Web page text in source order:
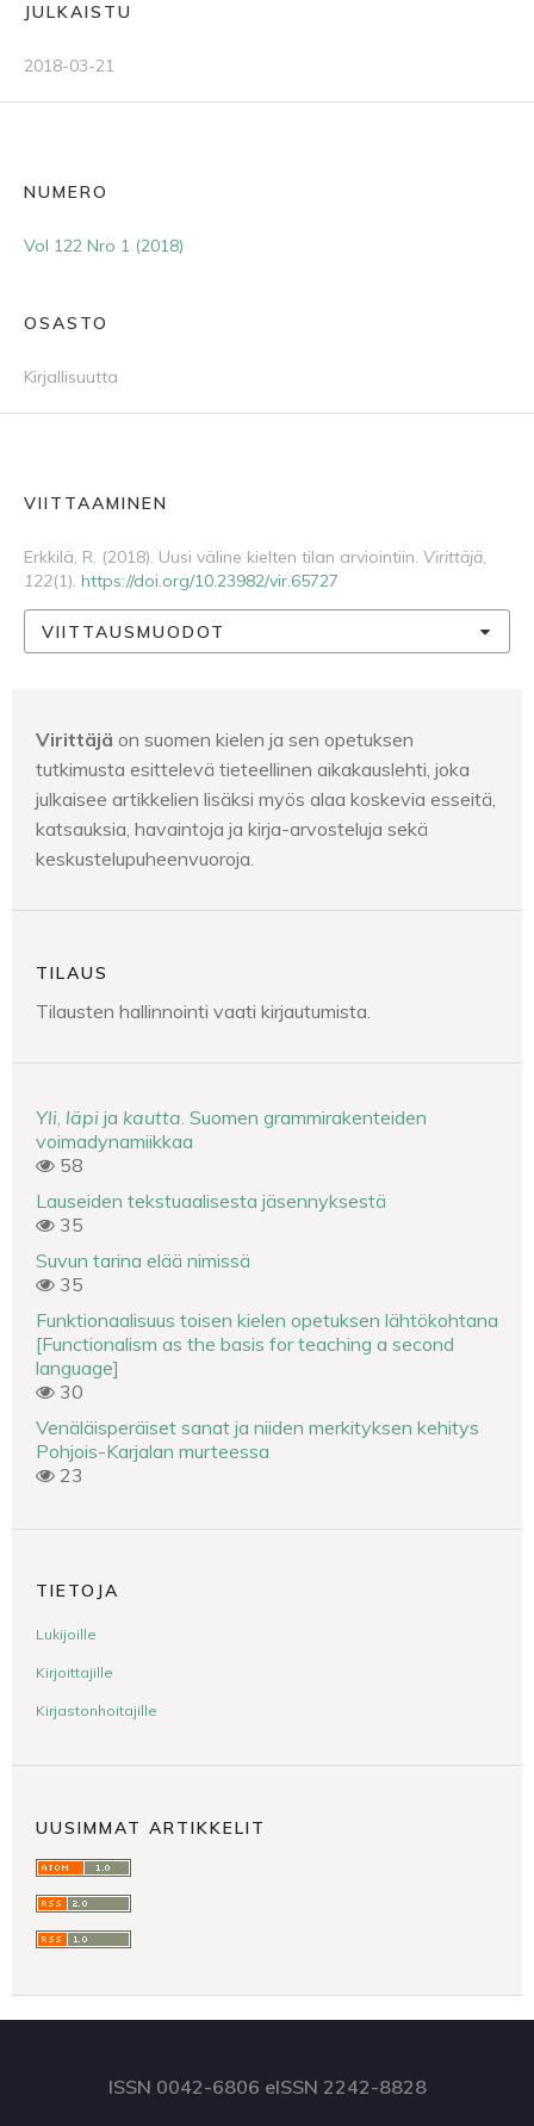
JULKAISTU
2018-03-21
NUMERO
Vol 122 Nro 1 (2018)
OSASTO
Kirjallisuutta
VIITTAAMINEN
Erkkilä, R. (2018). Uusi väline kielten tilan arviointiin. Virittäjä,
122(1). https://doi.org/10.23982/vir.65727
VIITTAUSMUODOT
Virittäjä on suomen kielen ja sen opetuksen
tutkimusta esittelevä tieteellinen aikakauslehti, joka
julkaisee artikkelien lisäksi myös alaa koskevia esseitä,
katsauksia, havaintoja ja kirja-arvosteluja sekä
keskustelupuheenvuoroja.
TILAUS
Tilausten hallinnointi vaati kirjautumista.
Yli läpi ja kautta . Suomen grammirakenteiden
voimadynamiikkaa
58
Lauseiden tekstuaalisesta jäsennyksestä
35
Suvun tarina elää nimissä
35
Funktionaalisuus toisen kielen opetuksen lähtökohtana
[Functionalism as the basis for teaching a second
language]
30
Venäläisperäiset sanat ja niiden merkityksen kehitys
Pohjois-Karjalan murteessa
23
TIETOJA
Lukijoille
Kirjoittajille
Kirjastonhoitajille
UUSIMMAT ARTIKKELIT
ISSN 0042-6806 eISSN 2242-8828